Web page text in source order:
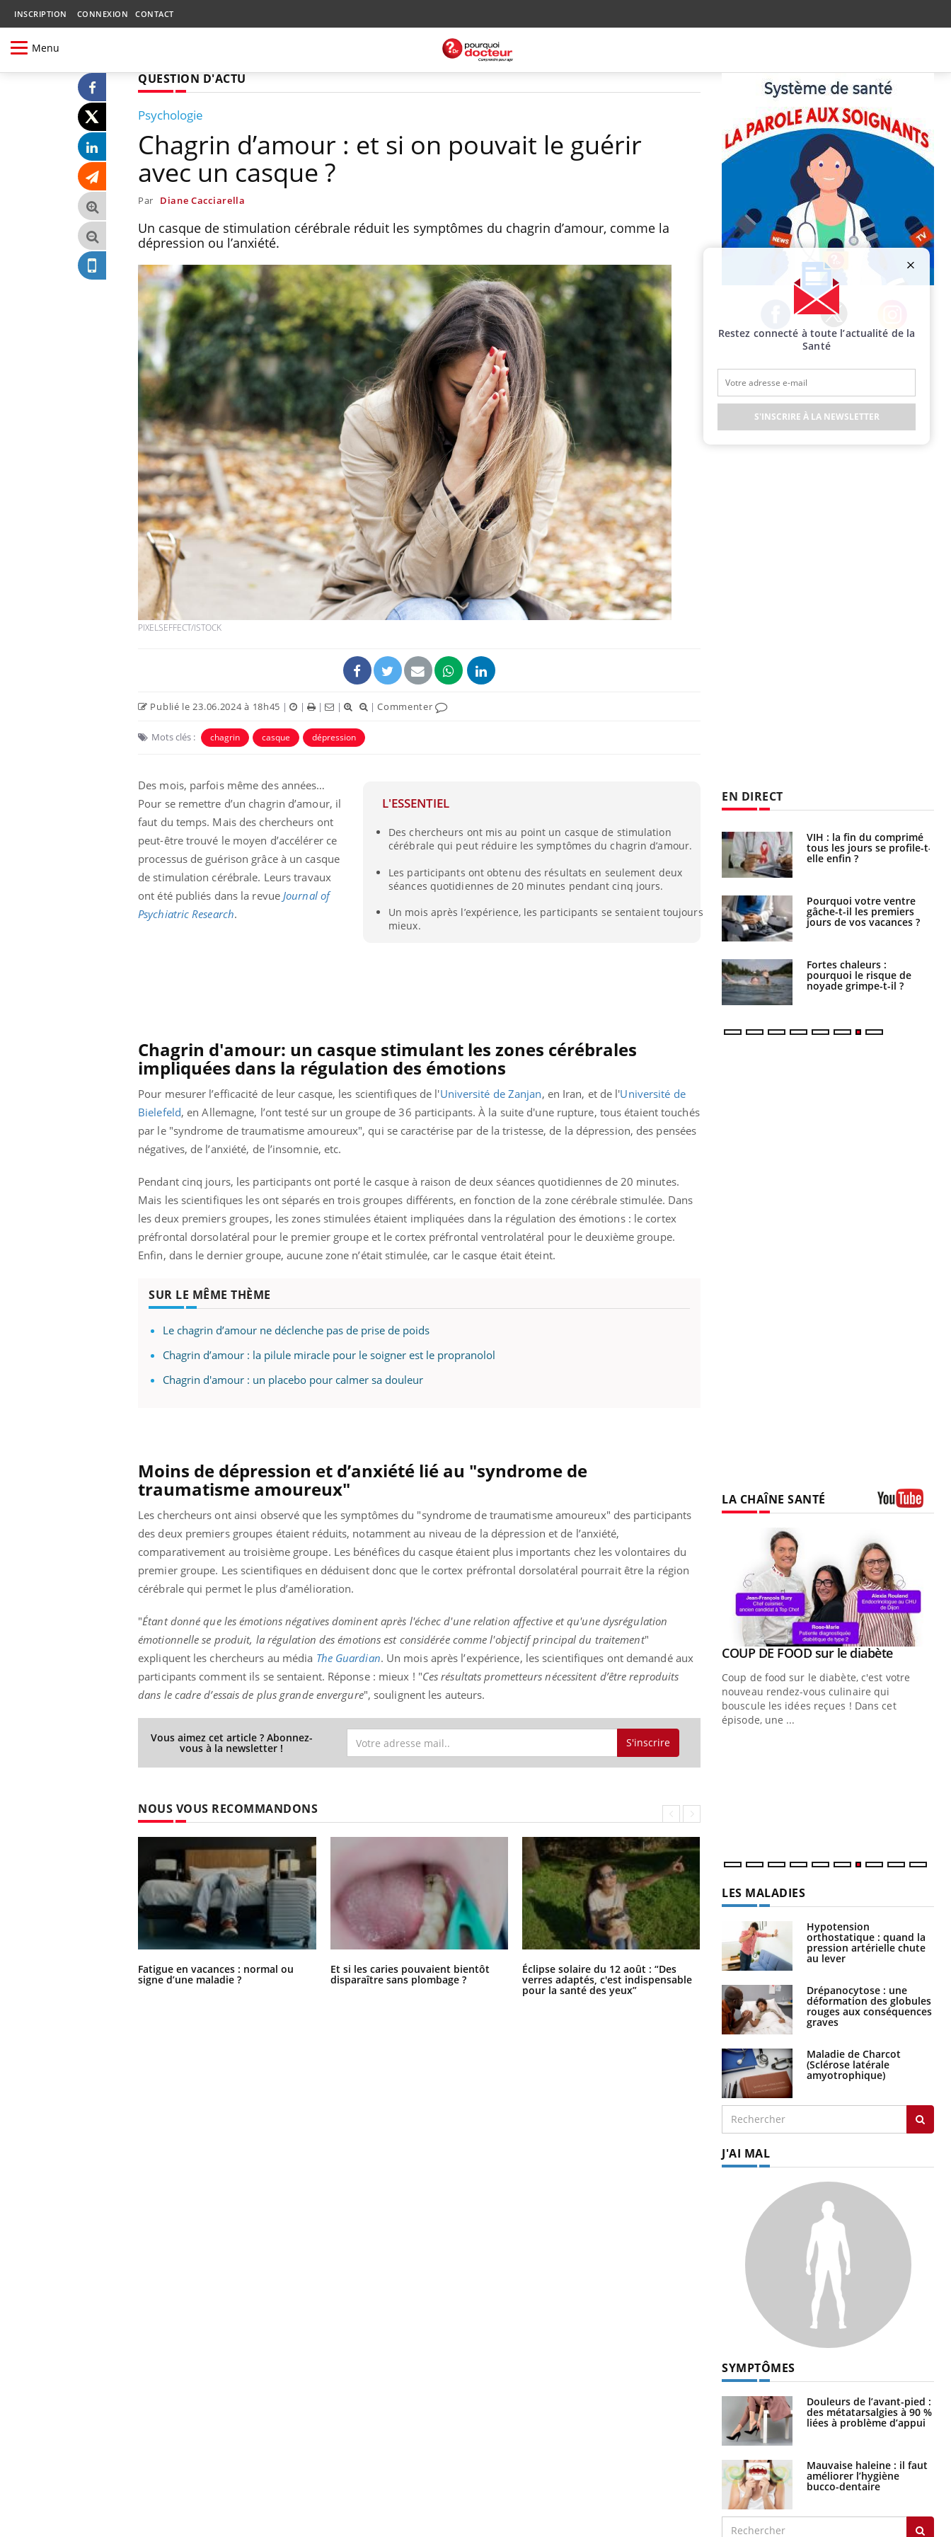
INSCRIPTION CONNEXION CONTACT
Menu
QUESTION D'ACTU
Psychologie
Chagrin d’amour : et si on pouvait le guérir
avec un casque ?
Par Diane Cacciarella
Un casque de stimulation cérébrale réduit les symptômes du chagrin d’amour, comme la
dépression ou l’anxiété.
PIXELSEFFECT/ISTOCK
Publié le 23.06.2024 à 18h45 | | | | |Commenter
Mots clés : chagrin casque dépression
L'ESSENTIEL
Des chercheurs ont mis au point un casque de stimulation
cérébrale qui peut réduire les symptômes du chagrin d’amour.
Les participants ont obtenu des résultats en seulement deux
séances quotidiennes de 20 minutes pendant cinq jours.
Un mois après l’expérience, les participants se sentaient toujours
mieux.
Des mois, parfois même des années…
Pour se remettre d’un chagrin d’amour, il
faut du temps. Mais des chercheurs ont
peut-être trouvé le moyen d’accélérer ce
processus de guérison grâce à un casque
de stimulation cérébrale. Leurs travaux
ont été publiés dans la revueJournal of
Psychiatric Research.
Chagrin d'amour: un casque stimulant les zones cérébrales
impliquées dans la régulation des émotions
Pour mesurer l’efficacité de leur casque, les scientifiques de l'Université de Zanjan, en Iran, et de l'Université de
Bielefeld, en Allemagne, l’ont testé sur un groupe de 36 participants. À la suite d'une rupture, tous étaient touchés
par le "syndrome de traumatisme amoureux", qui se caractérise par de la tristesse, de la dépression, des pensées
négatives, de l’anxiété, de l’insomnie, etc.
Pendant cinq jours, les participants ont porté le casque à raison de deux séances quotidiennes de 20 minutes.
Mais les scientifiques les ont séparés en trois groupes différents, en fonction de la zone cérébrale stimulée. Dans
les deux premiers groupes, les zones stimulées étaient impliquées dans la régulation des émotions : le cortex
préfrontal dorsolatéral pour le premier groupe et le cortex préfrontal ventrolatéral pour le deuxième groupe.
Enfin, dans le dernier groupe, aucune zone n’était stimulée, car le casque était éteint.
SUR LE MÊME THÈME
Le chagrin d’amour ne déclenche pas de prise de poids
Chagrin d’amour : la pilule miracle pour le soigner est le propranolol
Chagrin d'amour : un placebo pour calmer sa douleur
Moins de dépression et d’anxiété lié au "syndrome de
traumatisme amoureux"
Les chercheurs ont ainsi observé que les symptômes du "syndrome de traumatisme amoureux" des participants
des deux premiers groupes étaient réduits, notamment au niveau de la dépression et de l’anxiété,
comparativement au troisième groupe. Les bénéfices du casque étaient plus importants chez les volontaires du
premier groupe. Les scientifiques en déduisent donc que le cortex préfrontal dorsolatéral pourrait être la région
cérébrale qui permet le plus d’amélioration.
"Étant donné que les émotions négatives dominent après l'échec d'une relation affective et qu'une dysrégulation
émotionnelle se produit, la régulation des émotions est considérée comme l'objectif principal du traitement"
expliquent les chercheurs au média The Guardian. Un mois après l’expérience, les scientifiques ont demandé aux
participants comment ils se sentaient. Réponse : mieux ! "Ces résultats prometteurs nécessitent d’être reproduits
dans le cadre d’essais de plus grande envergure", soulignent les auteurs.
Vous aimez cet article ? Abonnez-
vous à la newsletter ! S'inscrire
NOUS VOUS RECOMMANDONS
Fatigue en vacances : normal ou
signe d’une maladie ?
Et si les caries pouvaient bientôt
disparaître sans plombage ?
Éclipse solaire du 12 août : “Des
verres adaptés, c'est indispensable
pour la santé des yeux”
Les troubles du sommeil modifient
Facebook Twitter Instagram
EN DIRECT
Mortalité infantile : un
rapport s’interroge sur
son taux élevé en France
Grossesse à risque : ce jus
naturel attire l'attention
des chercheurs
Toujours connectés :
comment le travail
sur nos soirées
stratégie simple aurait
changé la donne au Pays
basque
Les médicaments GLP-1
protègent-ils aussi les os
change dans la prise en
charge des femmes
VIH : la fin du comprimé
tous les jours se profile-t-
elle enfin ?
Pourquoi votre ventre
gâche-t-il les premiers
jours de vos vacances ?
Fortes chaleurs :
pourquoi le risque de
noyade grimpe-t-il ?
LA CHAÎNE SANTÉ
Eczéma Chronique des Mains : se
préparer pour l’été !Youtube
L'été arrive… et avec lui, un tout nouveau
rythme de vie ! Vacances, plage, piscine,
soleil, activités en plein air… Nos mains
Youtube
Diabète & Ramadan 2026Youtube
Le Ramadan approche, et, pour de
nombreuses personnes atteintes de
diabète, c'est une période de questions, de
défis, mais ...
Youtube
Un « jumeau numérique » pour
faciliter l’accès à la médecine
préventiveYoutube
mutualiste innove en matière de bilan de
santé : l'utilisation d'un « jumeau
Youtube
COUP DE FOOD sur le diabèteYoutube
Coup de food sur le diabète, c'est votre
nouveau rendez-vous culinaire qui
bouscule les idées reçues ! Dans cet
épisode, une ...
LES MALADIES
Hypotension
orthostatique : quand la
pression artérielle chute
au lever
Drépanocytose : une
déformation des globules
rouges aux conséquences
graves
Maladie de Charcot
(Sclérose latérale
amyotrophique)
J'AI MAL
SYMPTÔMES
Douleurs de l’avant-pied :
des métatarsalgies à 90 %
liées à problème d’appui
Mauvaise haleine : il faut
améliorer l’hygiène
bucco-dentaire
Restez connecté à toute l’actualité de la
Santé
S'INSCRIRE À LA NEWSLETTER